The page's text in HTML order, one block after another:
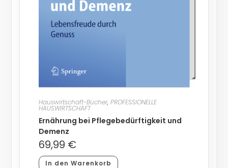
Hauswirtschaft-Bücher, PROFESSIONELLE
HAUSWIRTSCHAFT
Ernährung bei Pflegebedürftigkeit und
Demenz
69,99 €
In den Warenkorb